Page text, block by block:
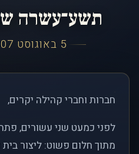
תשע־עשרה
5 באוגוסט 2007 – 2026
חברות וחברי קהילה יקרים,
מתוך חלום פשוט: ליצור